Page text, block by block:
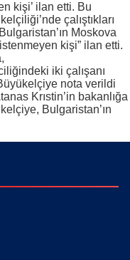
kişi’ ilan etti. Bu
çalıştıkları
Moskova
kişi” ilan etti.
iki çalışanı
nota verildi
Krıstin’in bakanlığa
Bulgaristan’ın